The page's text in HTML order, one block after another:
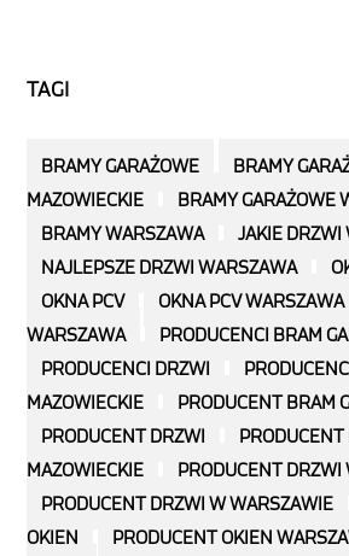
TAGI
BRAMY GARAŻOWE
BRAMY
MAZOWIECKIE
BRAMY GARAŻOWE
BRAMY WARSZAWA
JAKIE DRZWI
NAJLEPSZE DRZWI WARSZAWA
OKNA PCV
OKNA PCV WARSZAWA
WARSZAWA
PRODUCENCI BRAM
PRODUCENCI DRZWI
MAZOWIECKIE
PRODUCENT BRAM
PRODUCENT DRZWI
MAZOWIECKIE
PRODUCENT DRZWI
PRODUCENT DRZWI W WARSZAWIE
OKIEN
PRODUCENT OKIEN